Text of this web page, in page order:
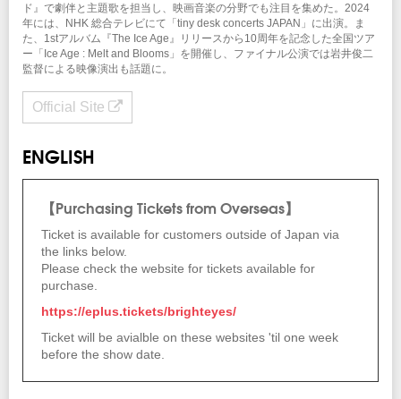
ド』で劇伴と主題歌を担当し、映画音楽の分野でも注目を集めた。2024
年には、NHK 総合テレビにて「tiny desk concerts JAPAN」に出演。ま
た、1stアルバム『The Ice Age』リリースから10周年を記念した全国ツア
ー「Ice Age : Melt and Blooms」を開催し、ファイナル公演では岩井俊二
監督による映像演出も話題に。
Official Site
ENGLISH
【Purchasing Tickets from Overseas】
Ticket is available for customers outside of Japan via
the links below.
Please check the website for tickets available for
purchase.
https://eplus.tickets/brighteyes/
Ticket will be avialble on these websites 'til one week
before the show date.